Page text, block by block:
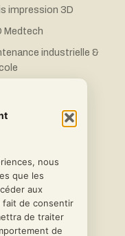
nous
que les
aux
fait de consentir
de traiter
de
impression 3D
Medtech
industrielle &
un devis